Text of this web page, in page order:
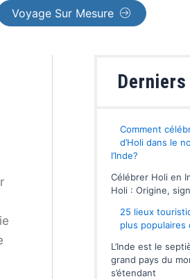
Voyage Sur Mesure
Comment
d’Holi dans le
l’Inde?
Célébrer Holi en
Holi : Origine,
25 lieux
plus populaires
L’Inde est le
grand pays du
s’étendant